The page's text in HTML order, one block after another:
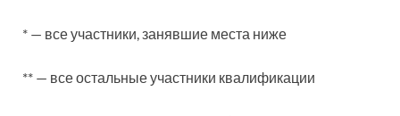
* — все участники, занявшие места ниже
** — все остальные участники квалификации